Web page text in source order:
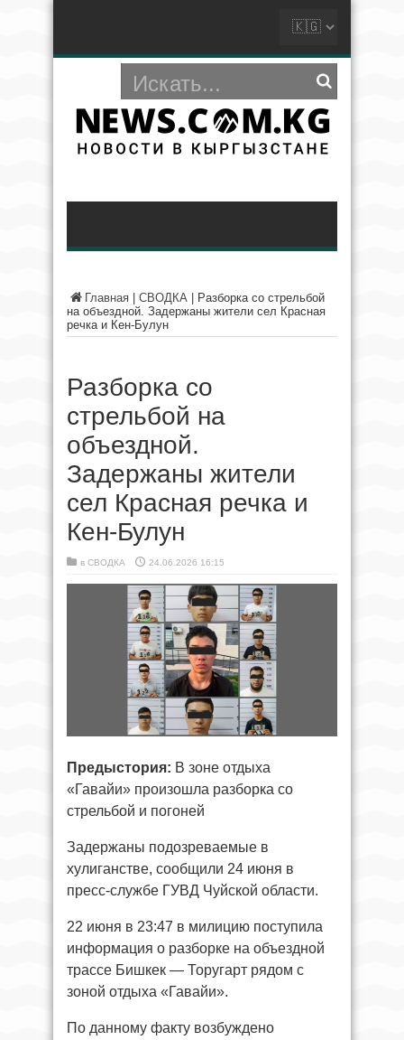
Главная СВОДКА
Разборка со стрельбой
на объездной. Задержаны жители сел Красная
речка и Кен-Булун
Разборка со
стрельбой на
объездной.
Задержаны жители
сел Красная речка и
Кен-Булун
в СВОДКА 24.06.2026 16:15
Предыстория: В зоне отдыха
«Гавайи» произошла разборка со
стрельбой и погоней
Задержаны подозреваемые в
хулиганстве, сообщили 24 июня в
пресс-службе ГУВД Чуйской области.
22 июня в 23:47 в милицию поступила
информация о разборке на объездной
трассе Бишкек — Торугарт рядом с
зоной отдыха «Гавайи».
По данному факту возбуждено